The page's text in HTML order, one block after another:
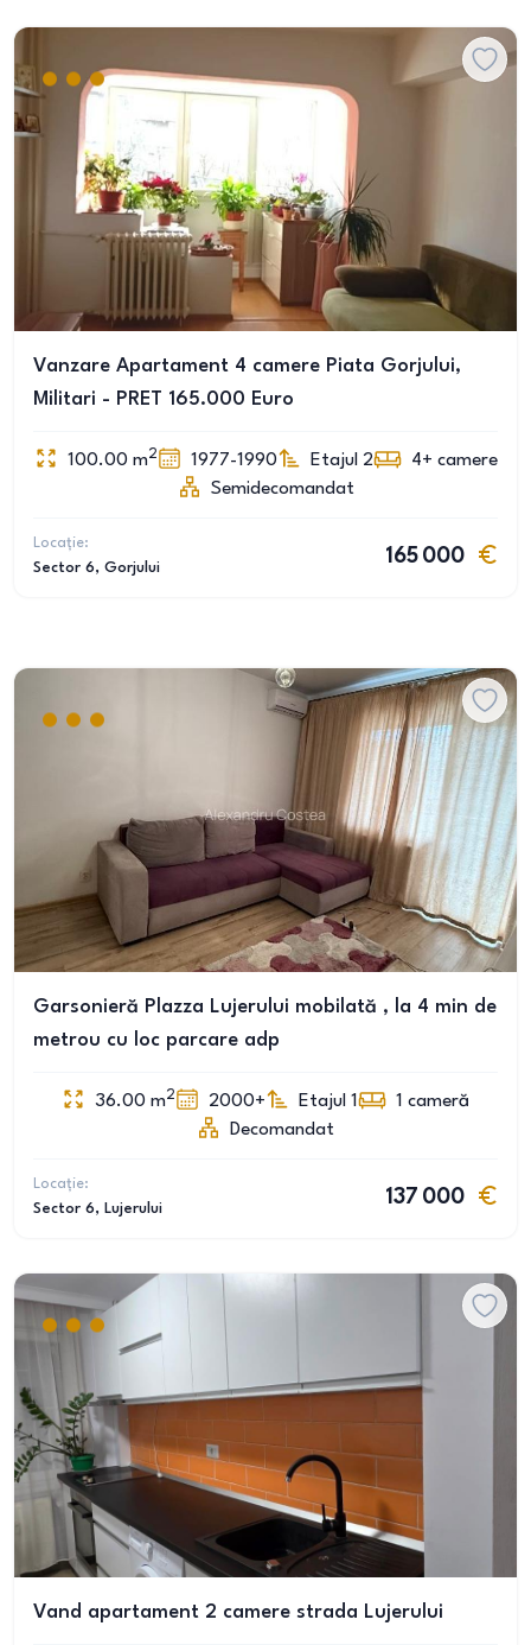
Vanzare Apartament 4 camere Piata Gorjului,
Militari - PRET 165.000 Euro
100.00 m2 1977-1990 Etajul 2 4+ camere
Semidecomandat
Locație:
Sector 6, Gorjului
165 000
Garsonieră Plazza Lujerului mobilată , la 4 min de
metrou cu loc parcare adp
36.00 m2 2000+ Etajul 1 1 cameră
Decomandat
Locație:
Sector 6, Lujerului
137 000
Vand apartament 2 camere strada Lujerului